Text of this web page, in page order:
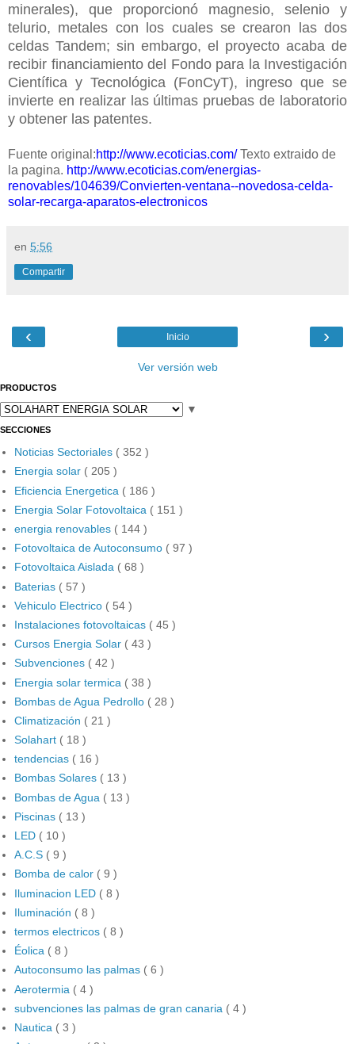
minerales), que proporcionó magnesio, selenio y
telurio, metales con los cuales se crearon las dos
celdas Tandem; sin embargo, el proyecto acaba de
recibir financiamiento del Fondo para la Investigación
Científica y Tecnológica (FonCyT), ingreso que se
invierte en realizar las últimas pruebas de laboratorio
y obtener las patentes.
Fuente original:http://www.ecoticias.com/Texto extraido de
la pagina. http://www.ecoticias.com/energias-
renovables/104639/Convierten-ventana--novedosa-celda-
solar-recarga-aparatos-electronicos
en 5:56
Compartir
‹ ›
Inicio
Ver versión web
PRODUCTOS
▼
SECCIONES
Noticias Sectoriales ( 352 )
Energia solar ( 205 )
Eficiencia Energetica ( 186 )
Energia Solar Fotovoltaica ( 151 )
energia renovables ( 144 )
Fotovoltaica de Autoconsumo ( 97 )
Fotovoltaica Aislada ( 68 )
Baterias ( 57 )
Vehiculo Electrico ( 54 )
Instalaciones fotovoltaicas ( 45 )
Cursos Energia Solar ( 43 )
Subvenciones ( 42 )
Energia solar termica ( 38 )
Bombas de Agua Pedrollo ( 28 )
Climatización ( 21 )
Solahart ( 18 )
tendencias ( 16 )
Bombas Solares ( 13 )
Bombas de Agua ( 13 )
Piscinas ( 13 )
LED ( 10 )
A.C.S ( 9 )
Bomba de calor ( 9 )
Iluminacion LED ( 8 )
Iluminación ( 8 )
termos electricos ( 8 )
Éolica ( 8 )
Autoconsumo las palmas ( 6 )
Aerotermia ( 4 )
subvenciones las palmas de gran canaria ( 4 )
Nautica ( 3 )